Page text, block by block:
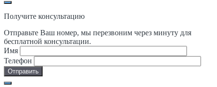
Получите консультацию
Отправьте Ваш номер, мы перезвоним через минуту для
бесплатной консультации.
Имя
Телефон